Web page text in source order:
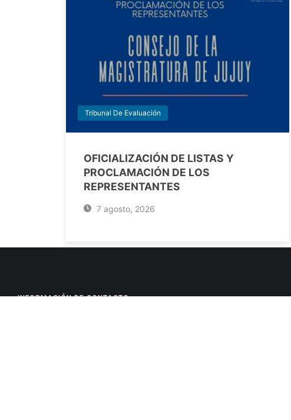
Tribunal De Evaluación
OFICIALIZACIÓN DE LISTAS Y
PROCLAMACIÓN DE LOS
REPRESENTANTES
7 agosto, 2026
INFORMACIÓN DE CONTACTO